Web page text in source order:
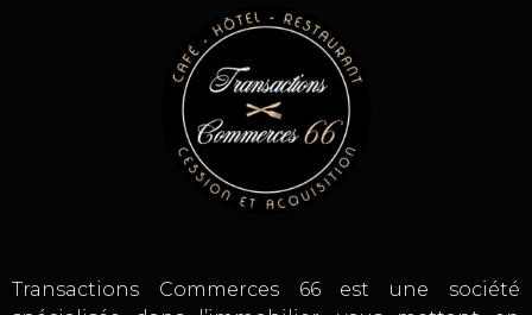
Transactions Commerces 66 est une société